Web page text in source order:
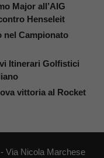
Major all’AIG
Henseleit
nel Campionato
Itinerari Golfistici
vittoria al Rocket
Via Nicola Marchese